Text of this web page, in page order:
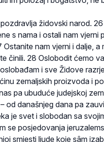
židovski narod.
s nama i ostali nam vjerni
Ostanite nam vjerni i dalje,
činili. 28 Oslobodit ćemo
i sve Židove
zemaljskih proizvoda i
pa ubuduće judejskoj
od današnjeg dana pa
je svet i slobodan sa
se posjedovanja
smjesti ljude koje sâm